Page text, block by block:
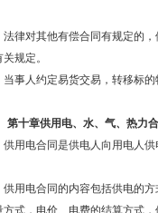
法律对其他有偿合同有规定的
规定。
当事人约定易货交易，转移标
第十章供用电、水、气、热力
供用电合同是供电人向用电人供
供用电合同的内容包括供电的
式，电价、电费的结算方式